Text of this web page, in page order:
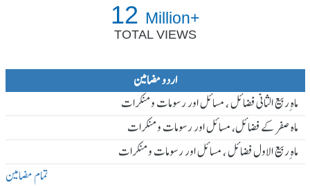
12 Million+
TOTAL VIEWS
اردو مضامین
ماہ ِربیع الثانی فضائل ، مسائل اور رسومات و منکرات
ماہ صفر کے فضائل، مسائل اور رسومات و منکرات
ماہ ِربیع الاول فضائل ، مسائل اور رسومات و منکرات
تمام مضامین